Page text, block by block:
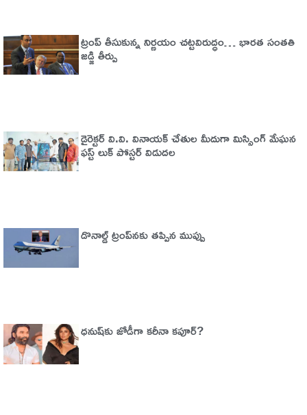
ట్రంప్‌ తీసుకున్న నిర్ణయం చట్టవిరుద్ధం… భారత సంతతి
జడ్జి తీర్పు
డైరెక్టర్ వి.వి. వినాయక్ చేతుల మీదుగా మిస్సింగ్ మేఘన
ఫస్ట్ లుక్ పోస్టర్ విడుదల
డొనాల్డ్ ట్రంప్‌నకు తప్పిన ముప్పు
ధనుష్‌కు జోడీగా కరీనా కపూర్?